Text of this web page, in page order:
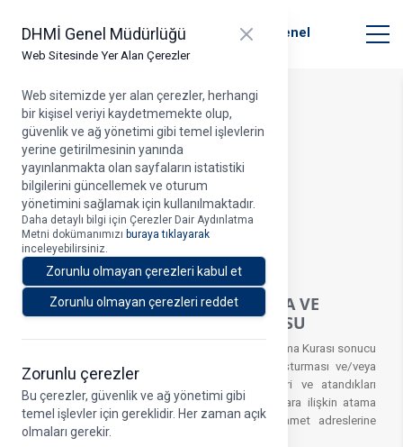
DHMİ Genel Müdürlüğü
Web Sitesinde Yer Alan Çerezler
Close panel
Web sitemizde yer alan çerezler, herhangi
bir kişisel veriyi kaydetmemekte olup,
güvenlik ve ağ yönetimi gibi temel işlevlerin
yerine getirilmesinin yanında
yayınlanmakta olan sayfaların istatistiki
bilgilerini güncellemek ve oturum
yönetimini sağlamak için kullanılmaktadır.
Daha detaylı bilgi için Çerezler Dair Aydınlatma
Metni dokümanımızı buraya tıklayarak
inceleyebilirsiniz.
Zorunlu olmayan çerezleri kabul et
Zorunlu olmayan çerezleri reddet
Zorunlu çerezler
Bu çerezler, güvenlik ve ağ yönetimi gibi
temel işlevler için gereklidir. Her zaman açık
olmaları gerekir.
Devlet Hava Meydanları İşletmesi Genel
Müdürlüğü
Duyuru Detayı
Duyuru Tarihi > 11.07.2024
A
SAĞLIK BAKANLIĞI 2024 İLK DEFA VE
YENİDEN TABİP ATAMA DUYURUSU
Sağlık Bakanlığı 2024 Yılı İlk Defa ve Yeniden Atama Kurası sonucu
Kuruluşumuz emrine yerleştirilen, güvenlik soruşturması ve/veya
arşiv araştırması tamamlanan adayların isimleri ve atandıkları
yerlere ilişkin liste ekte yer almaktadır. Atananlara ilişkin atama
duyurusu e-posta adreslerine yapıldığından ikamet adreslerine
ayrıca tebligat yapılmayacaktır.